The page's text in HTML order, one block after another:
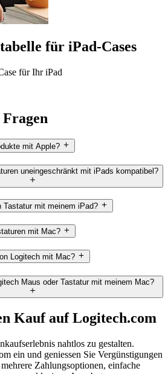
für iPad-Cases
für Ihr iPad
mit Apple?
uneingeschränkt mit iPads kompatibel?
Tastatur mit meinem iPad?
mit Mac?
Logitech mit Mac?
Maus oder Tastatur mit meinem Mac?
Kauf auf Logitech.com
nahtlos zu gestalten.
ein und geniessen Sie Vergünstigungen
Zahlungsoptionen, einfache